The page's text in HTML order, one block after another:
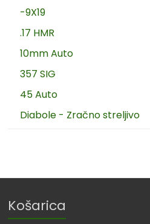
-9X19
.17 HMR
10mm Auto
357 SIG
45 Auto
Diabole - Zračno streljivo
Košarica